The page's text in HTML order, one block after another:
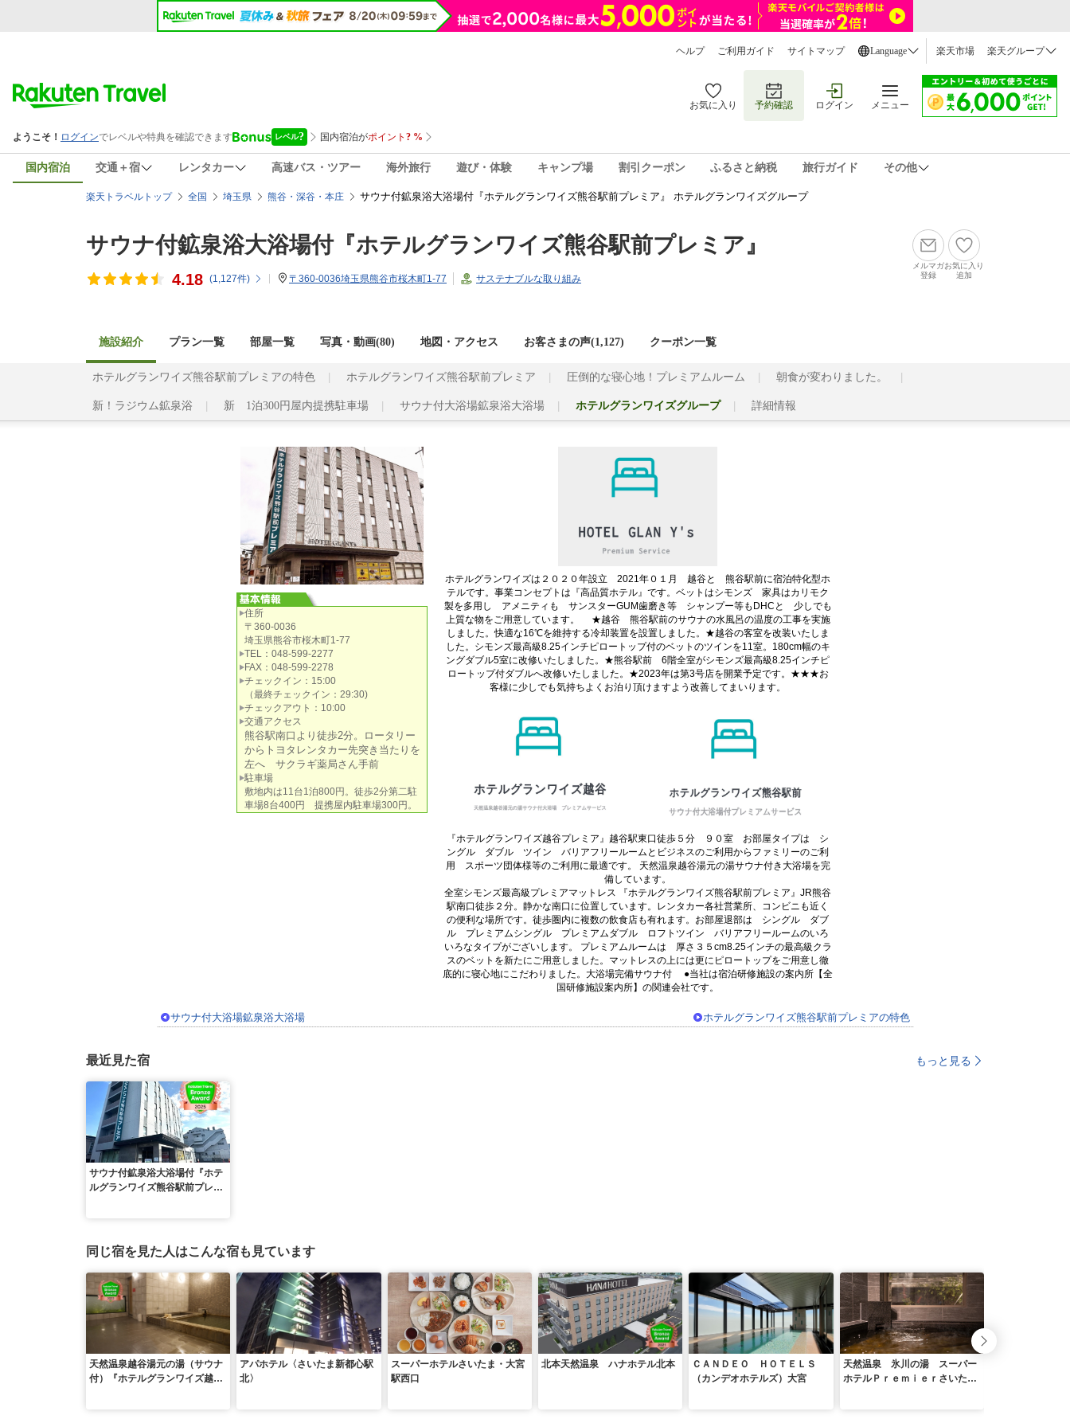
ヘルプ ご利用ガイド サイトマップ Language 楽天市場 楽天グループ
お気に入り 予約確認 ログイン メニュー
国内宿泊 交通＋宿 レンタカー 高速バス・ツアー 海外旅行 遊び・体験 キャンプ場 割引クーポン ふるさと納税 旅行ガイド その他
楽天トラベルトップ 全国 埼玉県 熊谷・深谷・本庄 サウナ付鉱泉浴大浴場付『ホテルグランワイズ熊谷駅前プレミア』 ホテルグランワイズグループ
サウナ付鉱泉浴大浴場付『ホテルグランワイズ熊谷駅前プレミア』
4.18 (1,127件) 〒360-0036埼玉県熊谷市桜木町1-77 サステナブルな取り組み
メルマガ
登録
お気に入り
追加
施設紹介 プラン一覧 部屋一覧 写真・動画(80) 地図・アクセス お客さまの声(1,127) クーポン一覧
ホテルグランワイズ熊谷駅前プレミアの特色 ホテルグランワイズ熊谷駅前プレミア 圧倒的な寝心地！プレミアムルーム 朝食が変わりました。
新！ラジウム鉱泉浴 新 1泊300円屋内提携駐車場 サウナ付大浴場鉱泉浴大浴場 ホテルグランワイズグループ 詳細情報
住所
〒360-0036
埼玉県熊谷市桜木町1-77
TEL：048-599-2277
FAX：048-599-2278
チェックイン：15:00
（最終チェックイン：29:30)
チェックアウト：10:00
交通アクセス
熊谷駅南口より徒歩2分。ロータリー
からトヨタレンタカー先突き当たりを
左へ サクラギ薬局さん手前
駐車場
敷地内は11台1泊800円。徒歩2分第二駐
車場8台400円 提携屋内駐車場300円。
ホテルグランワイズは２０２０年設立 2021年０１月 越谷と 熊谷駅前に宿泊特化型ホ
テルです。事業コンセプトは『高品質ホテル』です。ベットはシモンズ 家具はカリモク
製を多用し アメニティも サンスターGUM歯磨き等 シャンプー等もDHCと 少しでも
上質な物をご用意しています。 ★越谷 熊谷駅前のサウナの水風呂の温度の工事を実施
しました。快適な16℃を維持する冷却装置を設置しました。★越谷の客室を改装いたしま
した。シモンズ最高級8.25インチピロートップ付のベットのツインを11室。180cm幅のキ
ングダブル5室に改修いたしました。★熊谷駅前 6階全室がシモンズ最高級8.25インチピ
ロートップ付ダブルへ改修いたしました。★2023年は第3号店を開業予定です。★★★お
客様に少しでも気持ちよくお泊り頂けますよう改善してまいります。
『ホテルグランワイズ越谷プレミア』越谷駅東口徒歩５分 ９０室 お部屋タイプは シ
ングル ダブル ツイン バリアフリールームとビジネスのご利用からファミリーのご利
用 スポーツ団体様等のご利用に最適です。 天然温泉越谷湯元の湯サウナ付き大浴場を完
備しています。
全室シモンズ最高級プレミアマットレス 『ホテルグランワイズ熊谷駅前プレミア』JR熊谷
駅南口徒歩２分。静かな南口に位置しています。レンタカー各社営業所、コンビニも近く
の便利な場所です。徒歩圏内に複数の飲食店も有れます。お部屋退部は シングル ダブ
ル プレミアムシングル プレミアムダブル ロフトツイン バリアフリールームのいろ
いろなタイプがございします。 プレミアムルームは 厚さ３５cm8.25インチの最高級クラ
スのベットを新たにご用意しました。マットレスの上には更にピロートップをご用意し徹
底的に寝心地にこだわりました。大浴場完備サウナ付 ●当社は宿泊研修施設の案内所【全
国研修施設案内所】の関連会社です。
サウナ付大浴場鉱泉浴大浴場 ホテルグランワイズ熊谷駅前プレミアの特色
最近見た宿 もっと見る
サウナ付鉱泉浴大浴場付『ホテ
ルグランワイズ熊谷駅前プレミ
同じ宿を見た人はこんな宿も見ています
天然温泉越谷湯元の湯（サウナ
付）『ホテルグランワイズ越谷
アパホテル〈さいたま新都心駅
北〉
スーパーホテルさいたま・大宮
駅西口
北本天然温泉 ハナホテル北本
ＣＡＮＤＥＯ ＨＯＴＥＬＳ
（カンデオホテルズ）大宮
天然温泉 氷川の湯 スーパー
ホテルＰｒｅｍｉｅｒさいた